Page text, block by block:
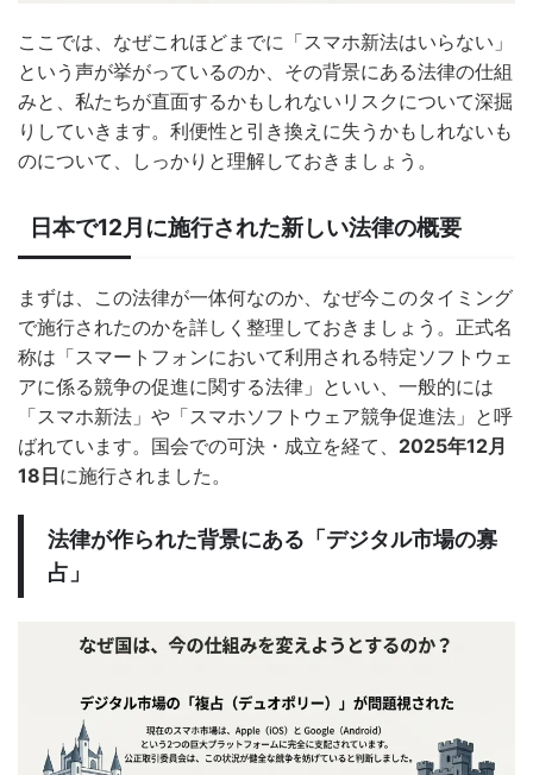
ここでは、なぜこれほどまでに「スマホ新法はいらない」
という声が挙がっているのか、その背景にある法律の仕組
みと、私たちが直面するかもしれないリスクについて深掘
りしていきます。利便性と引き換えに失うかもしれないも
のについて、しっかりと理解しておきましょう。
日本で12月に施行された新しい法律の概要
まずは、この法律が一体何なのか、なぜ今このタイミング
で施行されたのかを詳しく整理しておきましょう。正式名
称は「スマートフォンにおいて利用される特定ソフトウェ
アに係る競争の促進に関する法律」といい、一般的には
「スマホ新法」や「スマホソフトウェア競争促進法」と呼
ばれています。国会での可決・成立を経て、 2025年12月
18日に施行されました。
法律が作られた背景にある「デジタル市場の寡
占」